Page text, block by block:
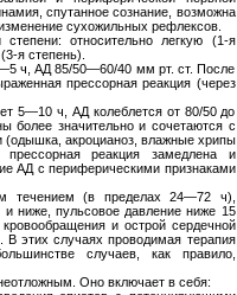
спутанное сознание, возможна
сухожильных рефлексов.
относительно легкую (1-я
я степень).
ч, АД 85/50—60/40 мм рт. ст. После
прессорная реакция (через
5—10 ч, АД колеблется от 80/50 до
более значительно и сочетаются с
(одышка, акроцианоз, влажные хрипы
реакция замедлена и
АД с периферическими признаками
течением (в пределах 24—72 ч),
ниже, пульсовое давление ниже 15
и острой сердечной
В этих случаях проводимая терапия
случаев, как правило,
Оно включает в себя: